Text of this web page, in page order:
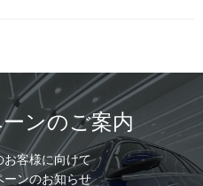
ンのご案内
お客様に向けて
ーンのお知らせ